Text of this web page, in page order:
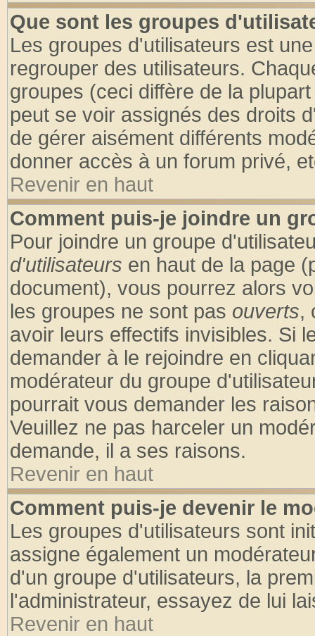
Que sont les groupes
Les groupes d'utilisateurs est
regrouper des utilisateurs.
groupes (ceci diffère de la
peut se voir assignés des droits
de gérer aisément différents
donner accès à un forum privé,
Revenir en haut
Comment puis-je joindre un
Pour joindre un groupe
d'utilisateurs en haut de la page
document), vous pourrez alors
les groupes ne sont pas ouverts,
avoir leurs effectifs invisibles. Si
demander à le rejoindre en
modérateur du groupe
pourrait vous demander les
Veuillez ne pas harceler un
demande, il a ses raisons.
Revenir en haut
Comment puis-je devenir le
Les groupes d'utilisateurs sont
assigne également un
d'un groupe d'utilisateurs, la
l'administrateur, essayez de lui
Revenir en haut